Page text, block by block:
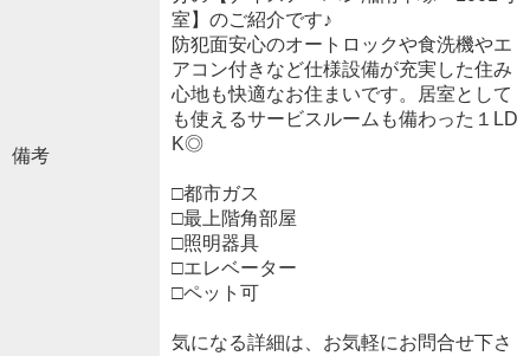
備考
室】のご紹介です♪
防犯面安心のオートロックや食洗機やエ
アコン付きなど仕様設備が充実した住み
心地も快適なお住まいです。居室として
も使えるサービスルームも備わった１LD
K◎
□都市ガス
□最上階角部屋
□照明器具
□エレベーター
□ペット可
気になる詳細は、お気軽にお問合せ下さ